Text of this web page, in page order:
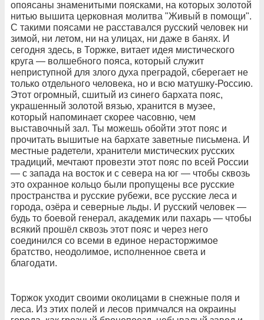
опоясаны знаменитыми поясками, на которых золотой
нитью вышита церковная молитва "Живый в помощи".
С такими поясами не расставался русский человек ни
зимой, ни летом, ни на улицах, ни даже в банях. И
сегодня здесь, в Торжке, витает идея мистического
круга — волшебного пояса, который служит
неприступной для злого духа преградой, сберегает не
только отдельного человека, но и всю матушку-Россию.
Этот огромный, сшитый из синего бархата пояс,
украшенный золотой вязью, хранится в музее,
который напоминает скорее часовню, чем
выставочный зал. Ты можешь обойти этот пояс и
прочитать вышитые на бархате заветные письмена. И
местные радетели, хранители мистических русских
традиций, мечтают провезти этот пояс по всей России
— с запада на восток и с севера на юг — чтобы сквозь
это охранное кольцо были пропущены все русские
пространства и русские рубежи, все русские леса и
города, озёра и северные льды. И русский человек —
будь то боевой генерал, академик или пахарь — чтобы
всякий прошёл сквозь этот пояс и через него
соединился со всеми в единое нерасторжимое
братство, неодолимое, исполненное света и
благодати.
Торжок уходит своими околицами в снежные поля и
леса. Из этих полей и лесов примчался на окраины